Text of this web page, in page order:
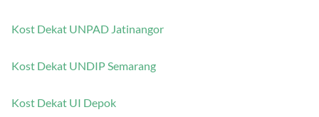
Kost Dekat UNPAD Jatinangor
Kost Dekat UNDIP Semarang
Kost Dekat UI Depok